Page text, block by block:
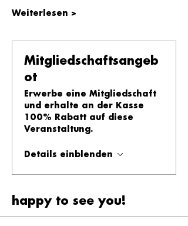
Weiterlesen >
Mitgliedschaftsangeb
ot
Erwerbe eine Mitgliedschaft
und erhalte an der Kasse
100% Rabatt auf diese
Veranstaltung.
Details einblenden
happy to see you!